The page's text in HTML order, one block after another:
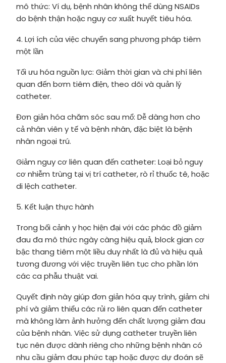
mô thức: Ví dụ, bệnh nhân không thể dùng NSAIDs
do bệnh thận hoặc nguy cơ xuất huyết tiêu hóa.
4. Lợi ích của việc chuyển sang phương pháp tiêm
một lần
Tối ưu hóa nguồn lực: Giảm thời gian và chi phí liên
quan đến bơm tiêm điện, theo dõi và quản lý
catheter.
Đơn giản hóa chăm sóc sau mổ: Dễ dàng hơn cho
cả nhân viên y tế và bệnh nhân, đặc biệt là bệnh
nhân ngoại trú.
Giảm nguy cơ liên quan đến catheter: Loại bỏ nguy
cơ nhiễm trùng tại vị trí catheter, rò rỉ thuốc tê, hoặc
di lệch catheter.
5. Kết luận thực hành
Trong bối cảnh y học hiện đại với các phác đồ giảm
đau đa mô thức ngày càng hiệu quả, block gian cơ
bậc thang tiêm một liều duy nhất là đủ và hiệu quả
tương đương với việc truyền liên tục cho phần lớn
các ca phẫu thuật vai.
Quyết định này giúp đơn giản hóa quy trình, giảm chi
phí và giảm thiểu các rủi ro liên quan đến catheter
mà không làm ảnh hưởng đến chất lượng giảm đau
của bệnh nhân. Việc sử dụng catheter truyền liên
tục nên được dành riêng cho những bệnh nhân có
nhu cầu giảm đau phức tạp hoặc được dự đoán sẽ